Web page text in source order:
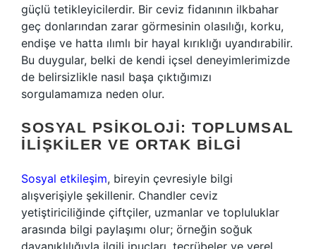
güçlü tetikleyicilerdir. Bir ceviz fidanının ilkbahar
geç donlarından zarar görmesinin olasılığı, korku,
endişe ve hatta ılımlı bir hayal kırıklığı uyandırabilir.
Bu duygular, belki de kendi içsel deneyimlerimizde
de belirsizlikle nasıl başa çıktığımızı
sorgulamamıza neden olur.
SOSYAL PSIKOLOJI: TOPLUMSAL
İLIŞKILER VE ORTAK BILGI
Sosyal etkileşim, bireyin çevresiyle bilgi
alışverişiyle şekillenir. Chandler ceviz
yetiştiriciliğinde çiftçiler, uzmanlar ve topluluklar
arasında bilgi paylaşımı olur; örneğin soğuk
dayanıklılığıyla ilgili ipuçları, tecrübeler ve yerel